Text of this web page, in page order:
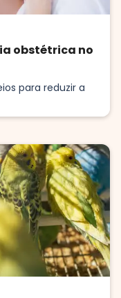
obstétrica no
para reduzir a